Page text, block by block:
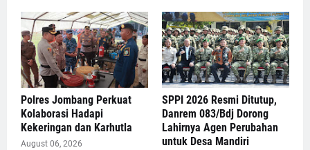
Polres Jombang Perkuat
Kolaborasi Hadapi
Kekeringan dan Karhutla
August 06, 2026
SPPI 2026 Resmi Ditutup,
Danrem 083/Bdj Dorong
Lahirnya Agen Perubahan
untuk Desa Mandiri